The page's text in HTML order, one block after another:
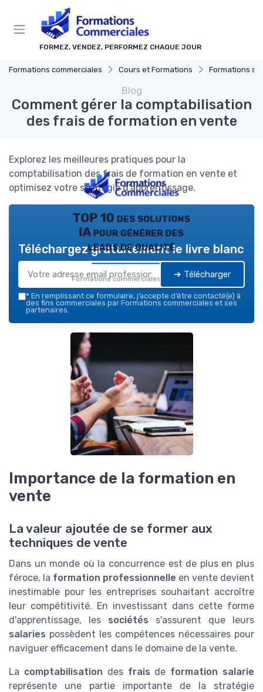
FORMEZ, VENDEZ, PERFORMEZ CHAQUE JOUR
Formations commerciales Cours et Formations Formations sur
Blog
Comment gérer la comptabilisation
des frais de formation en vente
Explorez les meilleures pratiques pour la
comptabilisation des frais de formation en vente et
optimisez votre stratégie d'apprentissage.
TOP 10 des solutions
IA pour générer des
leads de qualité
Formations commerciales — 2026
Téléchargez gratuitement le livre blanc
➔ Télécharger
* En remplissant ce formulaire, j’accepte d’être contacté(e) à
des fins commerciales par Formations commerciales et ses
partenaires.
Importance de la formation en
vente
La valeur ajoutée de se former aux
techniques de vente
Dans un monde où la concurrence est de plus en plus
féroce, la formation professionnelle en vente devient
inestimable pour les entreprises souhaitant accroître
leur compétitivité. En investissant dans cette forme
d'apprentissage, les sociétés s'assurent que leurs
salaries possèdent les compétences nécessaires pour
naviguer efficacement dans le domaine de la vente.
La comptabilisation des frais de formation salarie
représente une partie importante de la stratégie
Panneau de gestion des cookies